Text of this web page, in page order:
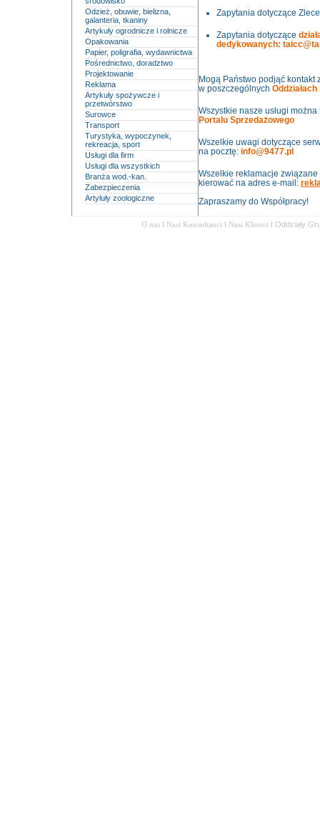
Odzież, obuwie, bielizna,
galanteria, tkaniny
Artykuły ogrodnicze i rolnicze
Opakowania
Papier, poligrafia, wydawnictwa
Pośrednictwo, doradztwo
Projektowanie
Reklama
Artykuły spożywcze i
przetwórstwo
Surowce
Transport
Turystyka, wypoczynek,
rekreacja, sport
Usługi dla firm
Usługi dla wszystkich
Branża wod.-kan.
Zabezpieczenia
Artyluły zoologiczne
Zapytania dotyczące
Zapytania dotyczące
dedykowanych:
Mogą Państwo podjąć kontakt
w poszczególnych Oddziałach
Wszystkie nasze usługi
Portalu Sprzedażowego
Wszelkie uwagi dotyczące
na pocztę: info@9477.pl
Wszelkie reklamacje
kierować na adres e-mail:
Zapraszamy do Współpracy!
O nas I Nasi Konsultanci I Nasi Klienci I Oddziały